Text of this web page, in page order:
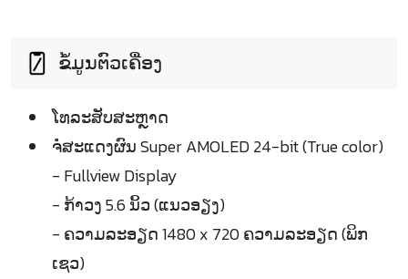
ຂໍ້ມູນຕົວເຄື່ອງ
ໂທລະສັບສະຫຼາດ
ຈໍໍສະແດງຜົນ Super AMOLED 24-bit (True color)
- Fullview Display
- ກ້າວງ 5.6 ນິ້ວ (ແນວອຽງ)
- ຄວາມລະອຽດ 1480 x 720 ຄວາມລະອຽດ (ພິກ
ເຊວ)